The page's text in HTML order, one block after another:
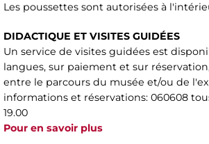
Les poussettes sont autorisées à
DIDACTIQUE ET VISITES GUIDÉES
Un service de visites guidées est
langues, sur paiement et sur
entre le parcours du musée et/ou de
informations et réservations: 060608
19.00
Pour en savoir plus